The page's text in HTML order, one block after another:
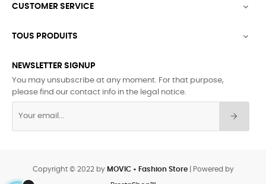
CUSTOMER SERVICE 
TOUS PRODUITS 
NEWSLETTER SIGNUP
You may unsubscribe at any moment. For that purpose,
please find our contact info in the legal notice.
Copyright © 2022 by MOVIC • Fashion Store| Powered by